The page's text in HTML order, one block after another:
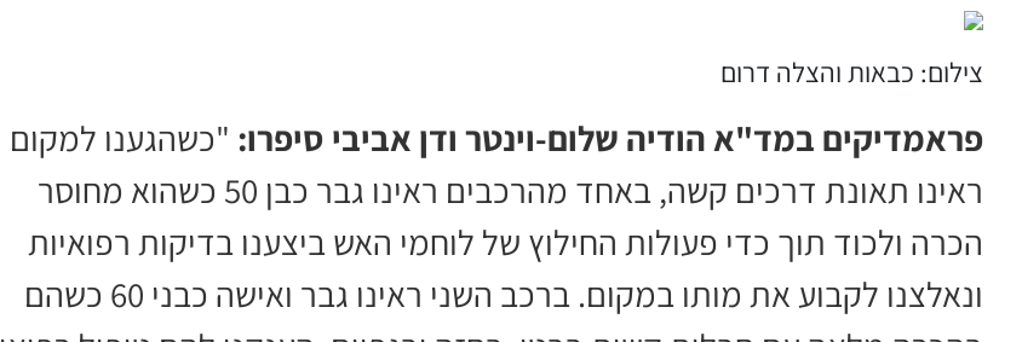
צילום: כבאות והצלה דרום
פראמדיקים במד"א הודיה שלום-וינטר ודן אביבי סיפרו: "כשהגענו למקום
ראינו תאונת דרכים קשה, באחד מהרכבים ראינו גבר כבן 50 כשהוא מחוסר
הכרה ולכוד תוך כדי פעולות החילוץ של לוחמי האש ביצענו בדיקות רפואיות
ונאלצנו לקבוע את מותו במקום. ברכב השני ראינו גבר ואישה כבני 60 כשהם